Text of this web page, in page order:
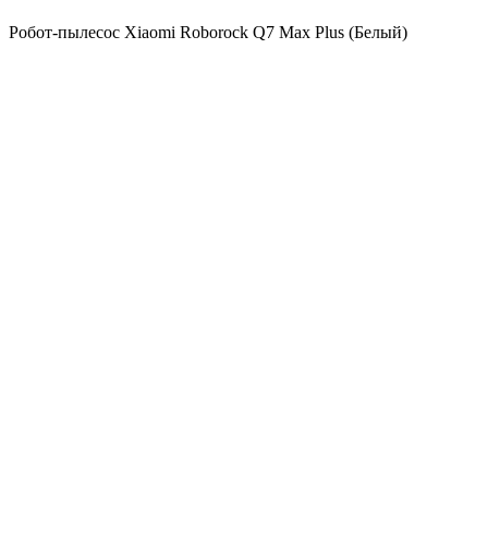
Робот-пылесос Xiaomi Roborock Q7 Max Plus (Белый)